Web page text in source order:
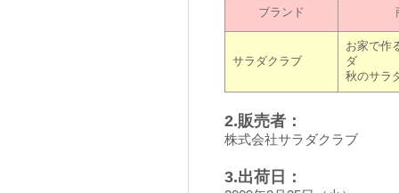
ブランド
サラダクラブ
お家で作
ダ
秋のサラ
2.販売者：
株式会社サラダクラブ
3.出荷日：